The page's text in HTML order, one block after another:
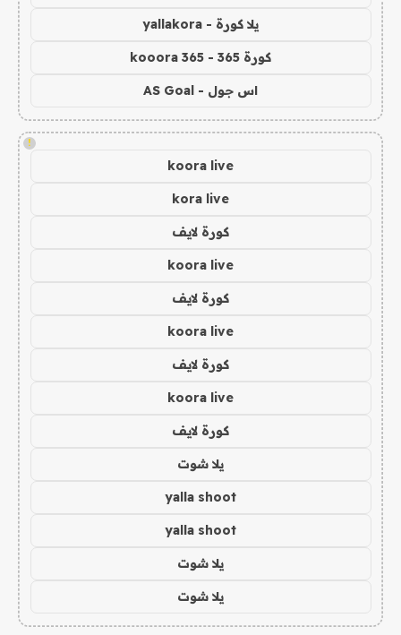
يلا كورة - yallakora
كورة 365 - kooora 365
اس جول - AS Goal
!
koora live
kora live
كورة لايف
koora live
كورة لايف
koora live
كورة لايف
koora live
كورة لايف
يلا شوت
yalla shoot
yalla shoot
يلا شوت
يلا شوت